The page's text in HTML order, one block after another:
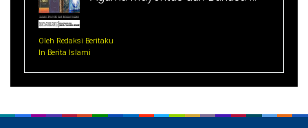
Oleh Redaksi Beritaku
In Berita Islami